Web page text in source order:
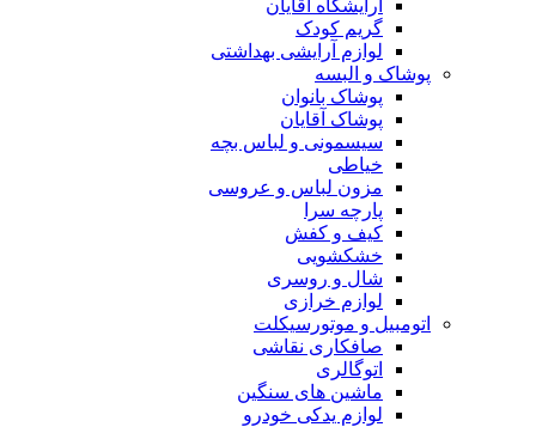
آرایشگاه آقایان
گریم کودک
لوازم آرایشی بهداشتی
پوشاک و البسه
پوشاک بانوان
پوشاک آقایان
سیسمونی و لباس بچه
خیاطی
مزون لباس و عروسی
پارچه سرا
کیف و کفش
خشکشویی
شال و روسری
لوازم خرازی
اتومبیل و موتورسیکلت
صافکاری نقاشی
اتوگالری
ماشین های سنگین
لوازم یدکی خودرو